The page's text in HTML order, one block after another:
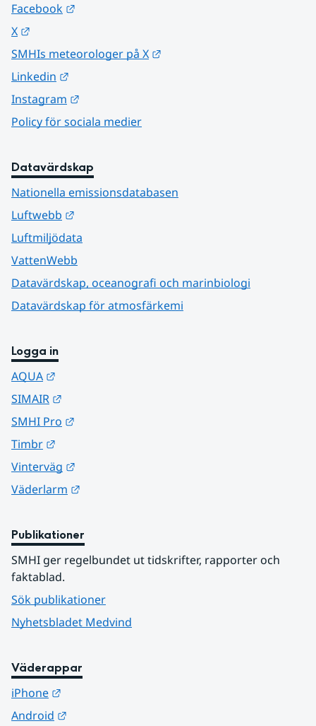
Facebook
X
SMHIs meteorologer på X
Linkedin
Instagram
Policy för sociala medier
Datavärdskap
Nationella emissionsdatabasen
Luftwebb
Luftmiljödata
VattenWebb
Datavärdskap, oceanografi och marinbiologi
Datavärdskap för atmosfärkemi
Logga in
AQUA
SIMAIR
SMHI Pro
Timbr
Vinterväg
Väderlarm
Publikationer
SMHI ger regelbundet ut tidskrifter, rapporter och
faktablad.
Sök publikationer
Nyhetsbladet Medvind
Väderappar
iPhone
Android